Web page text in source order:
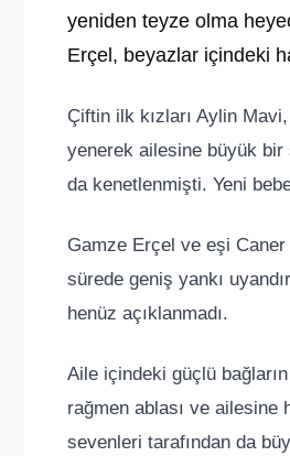
yeniden teyze olma
Erçel, beyazlar içindeki
Çiftin ilk kızları Aylin
yenerek ailesine büyük bir
da kenetlenmişti. Yeni
Gamze Erçel ve eşi Caner
sürede geniş yankı
henüz açıklanmadı.
Aile içindeki güçlü
rağmen ablası ve
sevenleri tarafından da